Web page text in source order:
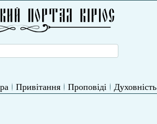
Привітання Проповіді Духовність